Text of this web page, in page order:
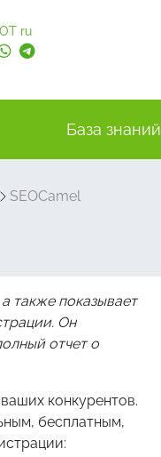
ru
База знаний
SEOCamel
также показывает
Он
отчет о
конкурентов.
бесплатным,